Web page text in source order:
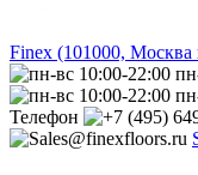
Finex (101000, Москва
Телефон